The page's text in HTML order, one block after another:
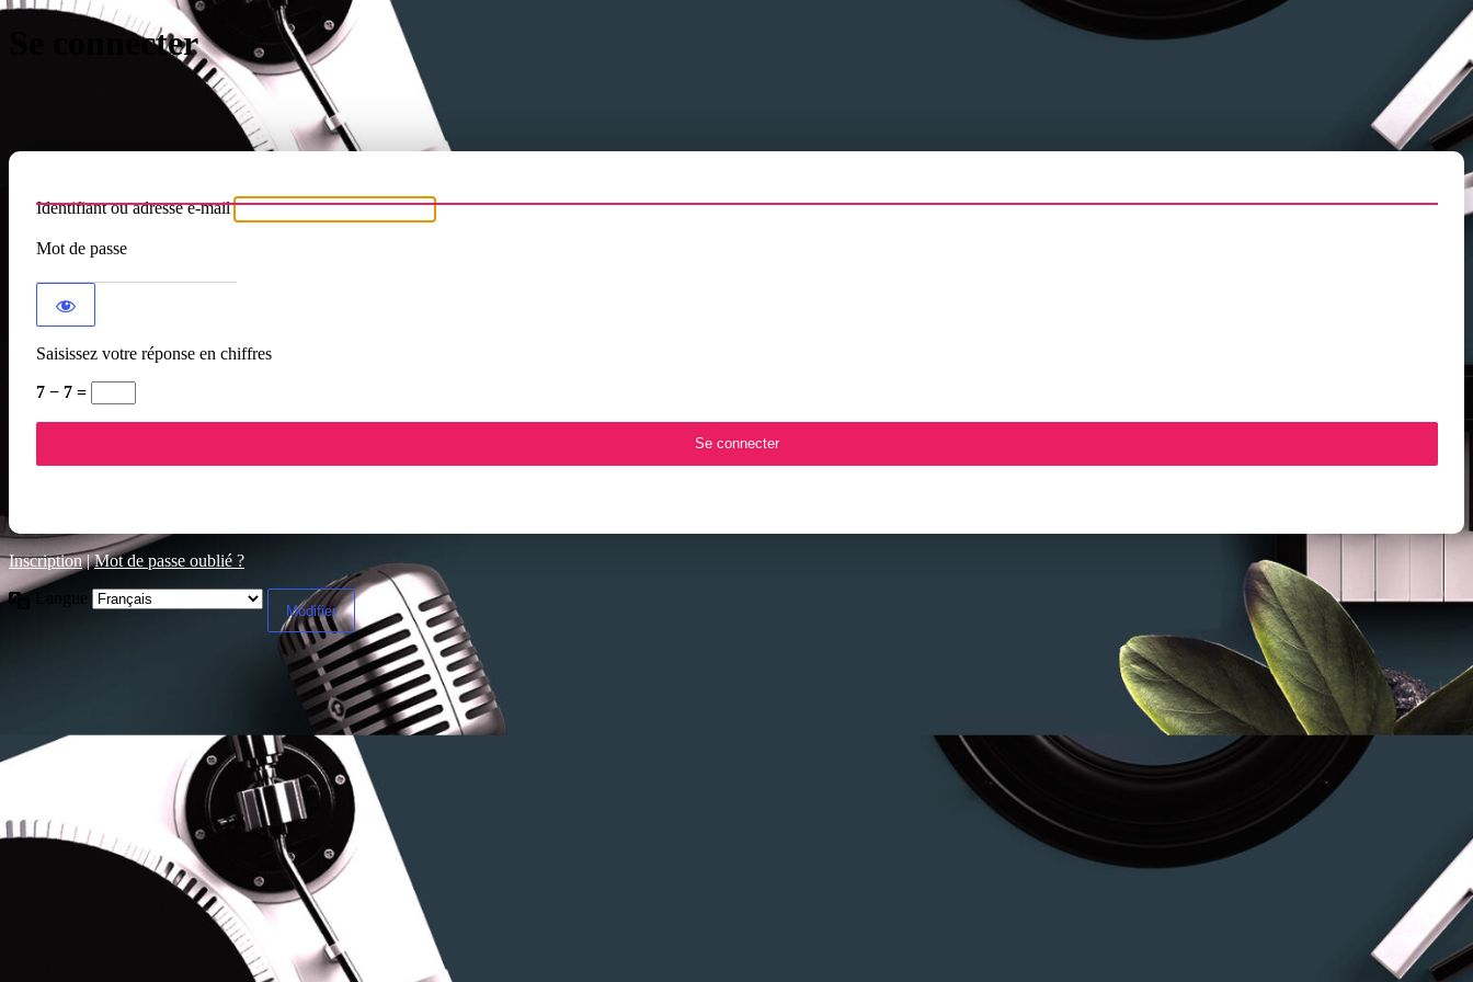
Se connecter
Identifiant ou adresse e-mail
Mot de passe
Saisissez votre réponse en chiffres
7 − 7 =
Inscription|Mot de passe oublié ?
Langue